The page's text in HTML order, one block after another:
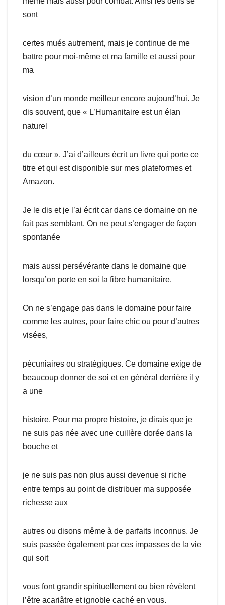
sont
certes mués autrement, mais je continue de me
battre pour moi-même et ma famille et aussi pour
ma
vision d’un monde meilleur encore aujourd’hui. Je
dis souvent, que « L’Humanitaire est un élan
naturel
du cœur ». J’ai d’ailleurs écrit un livre qui porte ce
titre et qui est disponible sur mes plateformes et
Amazon.
Je le dis et je l’ai écrit car dans ce domaine on ne
fait pas semblant. On ne peut s’engager de façon
spontanée
mais aussi persévérante dans le domaine que
lorsqu’on porte en soi la fibre humanitaire.
On ne s’engage pas dans le domaine pour faire
comme les autres, pour faire chic ou pour d’autres
visées,
pécuniaires ou stratégiques. Ce domaine exige de
beaucoup donner de soi et en général derrière il y
a une
histoire. Pour ma propre histoire, je dirais que je
ne suis pas née avec une cuillère dorée dans la
bouche et
je ne suis pas non plus aussi devenue si riche
entre temps au point de distribuer ma supposée
richesse aux
autres ou disons même à de parfaits inconnus. Je
suis passée également par ces impasses de la vie
qui soit
vous font grandir spirituellement ou bien révèlent
l’être acariâtre et ignoble caché en vous.